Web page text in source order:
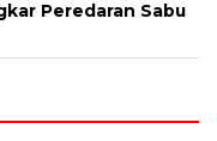
Peredaran Sabu